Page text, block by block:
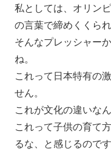
私としては、オリン
の言葉で締めくくら
そんなプレッシャー
ね。
これって日本特有の
せん。
これが文化の違いな
これって子供の育て
るな、と感じるのです